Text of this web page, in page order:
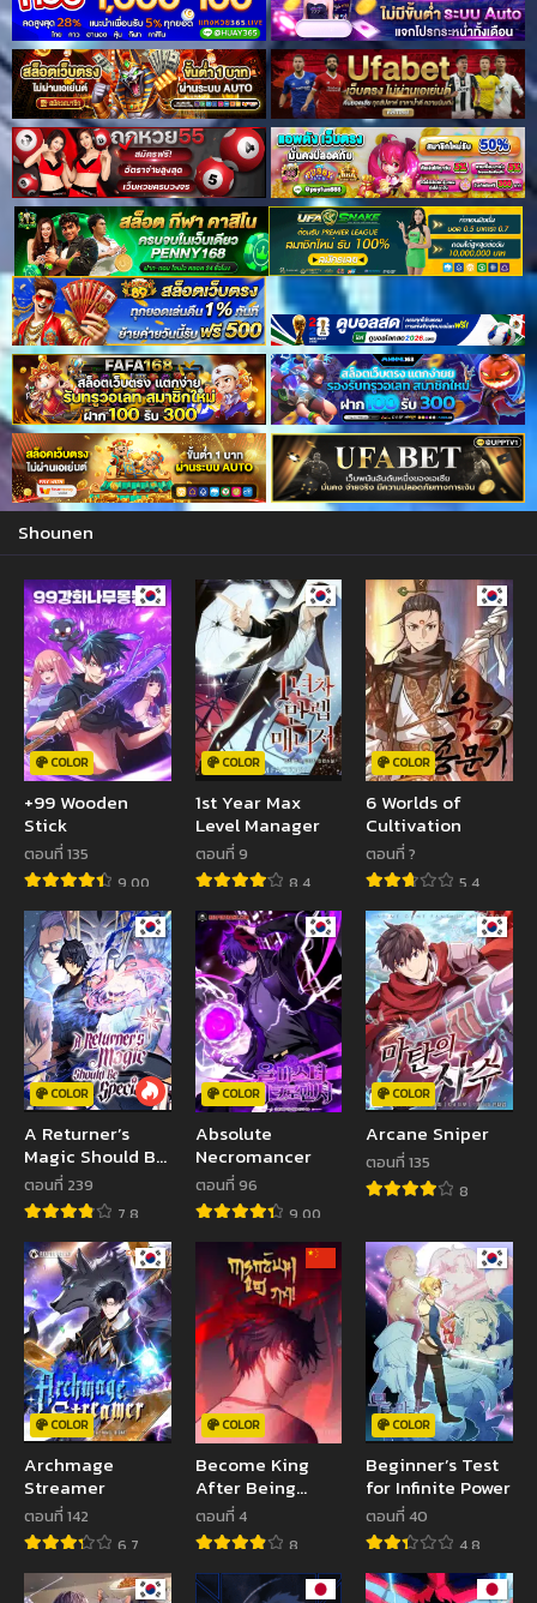
Shounen
COLOR
+99 Wooden
Stick
ตอนที่ 135
9.00
COLOR
1st Year Max
Level Manager
ตอนที่ 9
8.4
COLOR
6 Worlds of
Cultivation
ตอนที่ ?
5.4
COLOR
A Returner’s
Magic Should Be
Special
ตอนที่ 239
7.8
COLOR
Absolute
Necromancer
ตอนที่ 96
9.00
COLOR
Arcane Sniper
ตอนที่ 135
8
COLOR
Archmage
Streamer
ตอนที่ 142
6.7
COLOR
Become King
After Being
Bitten
ตอนที่ 4
8
COLOR
Beginner’s Test
for Infinite Power
ตอนที่ 40
4.8